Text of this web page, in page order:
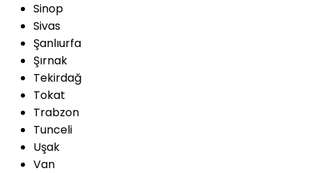
Sinop
Sivas
Şanlıurfa
Şırnak
Tekirdağ
Tokat
Trabzon
Tunceli
Uşak
Van